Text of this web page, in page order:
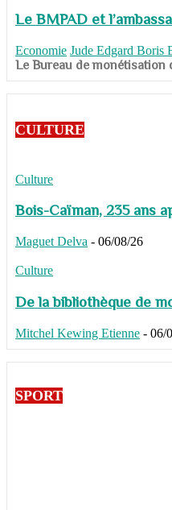
Le BMPAD et
Economie Jude Edgard Boris
​​​​​​​Le Bureau de monétisation
CULTURE
Culture
Bois-Caïman, 235 ans
Maguet Delva - 06/08/26
Culture
De la bibliothèque de
Mitchel Kewing Etienne - 06/
SPORT